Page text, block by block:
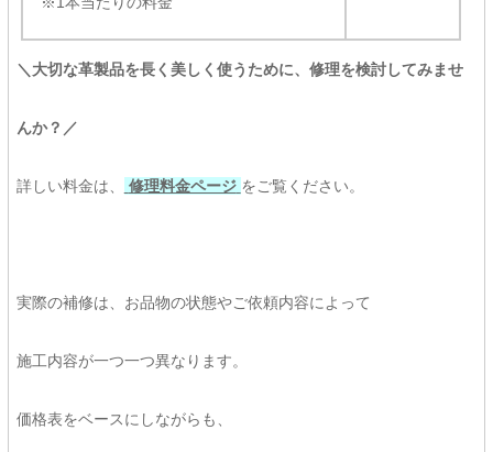
＼大切な革製品を長く美しく使うために、修理を検討してみませ
んか？／
詳しい料金は、 修理料金ページ をご覧ください。
実際の補修は、お品物の状態やご依頼内容によって
施工内容が一つ一つ異なります。
価格表をベースにしながらも、